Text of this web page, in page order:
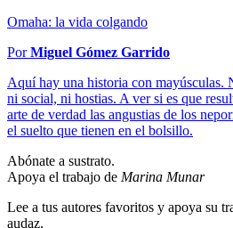
Omaha: la vida colgando
PorMiguel Gómez Garrido
Aquí hay una historia con mayúsculas.
ni social, ni hostias. A ver si es que
arte de verdad las angustias de los
el suelto que tienen en el bolsillo.
Abónate a sustrato.
Apoya el trabajo de Marina Munar
Lee a tus autores favoritos y apoya su
audaz.